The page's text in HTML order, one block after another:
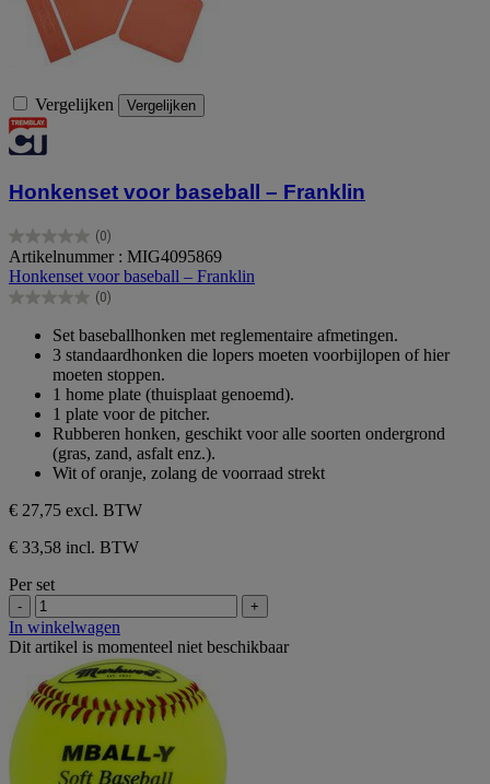
Vergelijken Vergelijken
Honkenset voor baseball – Franklin
(0)
0.0
van
de
5
Artikelnummer : MIG4095869
Honkenset voor baseball – Franklin
(0)
0.0
sterren.
Set baseballhonken met reglementaire afmetingen.
3 standaardhonken die lopers moeten voorbijlopen of hier
moeten stoppen.
1 home plate (thuisplaat genoemd).
1 plate voor de pitcher.
Rubberen honken, geschikt voor alle soorten ondergrond
(gras, zand, asfalt enz.).
Wit of oranje, zolang de voorraad strekt
€ 27,75 excl. BTW
€ 33,58 incl. BTW
Per set
- +
In winkelwagen
Dit artikel is momenteel niet beschikbaar